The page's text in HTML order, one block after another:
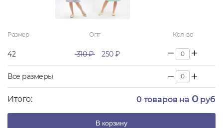
Размер Опт Кол-во
42 310 ₽ 250 ₽
Все размеры
Итого: 0 товаров на 0руб
В корзину